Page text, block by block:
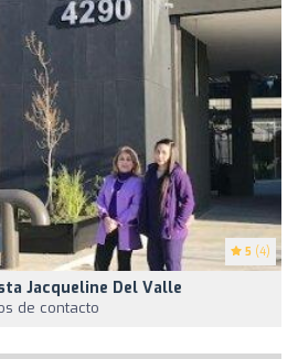
5 (4)
Jacqueline Del Valle
de contacto